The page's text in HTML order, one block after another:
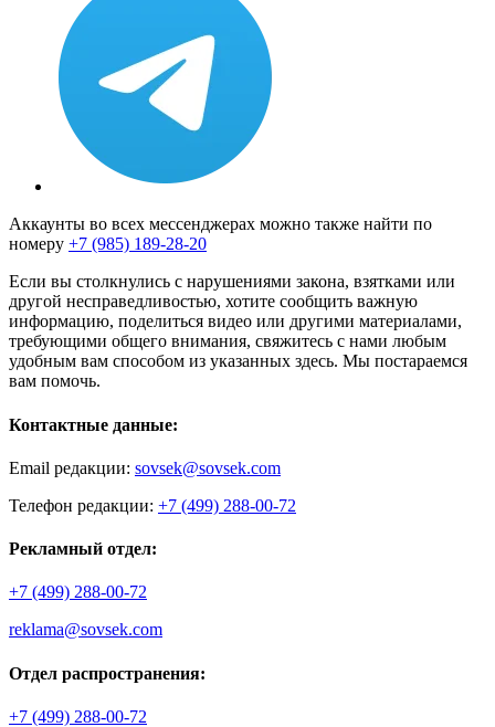
Аккаунты во всех мессенджерах можно также найти по
номеру +7 (985) 189-28-20
Если вы столкнулись с нарушениями закона, взятками или
другой несправедливостью, хотите сообщить важную
информацию, поделиться видео или другими материалами,
требующими общего внимания, свяжитесь с нами любым
удобным вам способом из указанных здесь. Мы постараемся
вам помочь.
Контактные данные:
Email редакции: sovsek@sovsek.com
Телефон редакции: +7 (499) 288-00-72
Рекламный отдел:
+7 (499) 288-00-72
reklama@sovsek.com
Отдел распространения:
+7 (499) 288-00-72